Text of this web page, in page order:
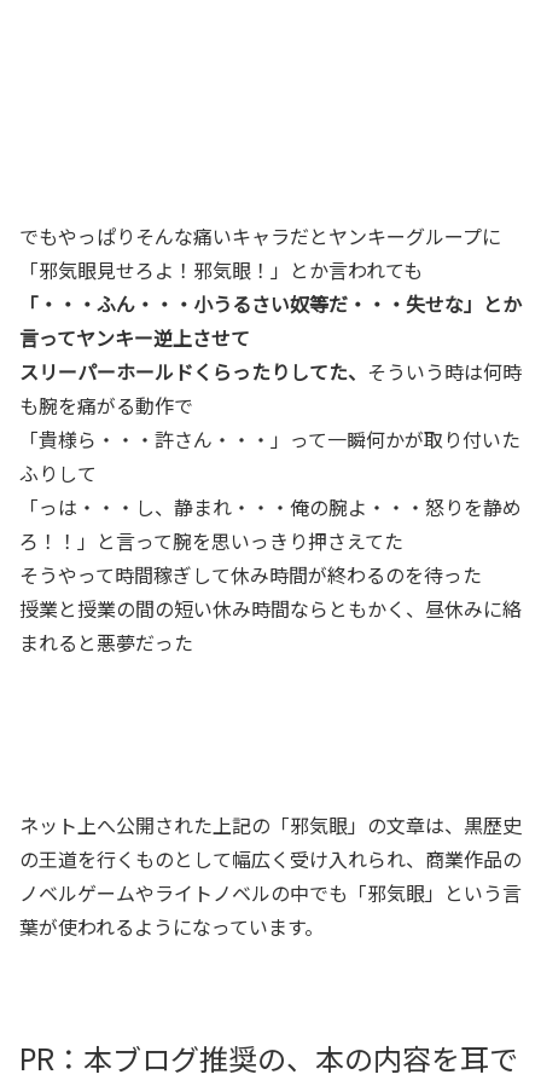
でもやっぱりそんな痛いキャラだとヤンキーグループに
「邪気眼見せろよ！邪気眼！」とか言われても
「・・・ふん・・・小うるさい奴等だ・・・失せな」とか
言ってヤンキー逆上させて
スリーパーホールドくらったりしてた、 そういう時は何時
も腕を痛がる動作で
「貴様ら・・・許さん・・・」って一瞬何かが取り付いた
ふりして
「っは・・・し、静まれ・・・俺の腕よ・・・怒りを静め
ろ！！」と言って腕を思いっきり押さえてた
そうやって時間稼ぎして休み時間が終わるのを待った
授業と授業の間の短い休み時間ならともかく、昼休みに絡
まれると悪夢だった
ネット上へ公開された上記の「邪気眼」の文章は、黒歴史
の王道を行くものとして幅広く受け入れられ、商業作品の
ノベルゲームやライトノベルの中でも「邪気眼」という言
葉が使われるようになっています。
PR：本ブログ推奨の、本の内容を耳で